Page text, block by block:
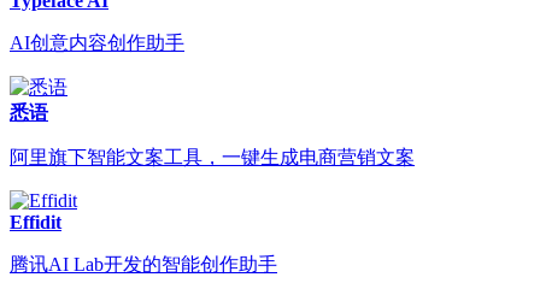
AI创意内容创作助手
悉语
阿里旗下智能文案工具，一键生成电商营销文案
Effidit
腾讯AI Lab开发的智能创作助手